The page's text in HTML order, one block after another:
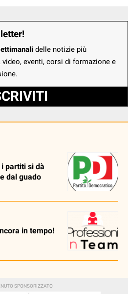
delle notizie più
eventi, corsi di formazione e
partiti si dà
dal guado
in tempo!